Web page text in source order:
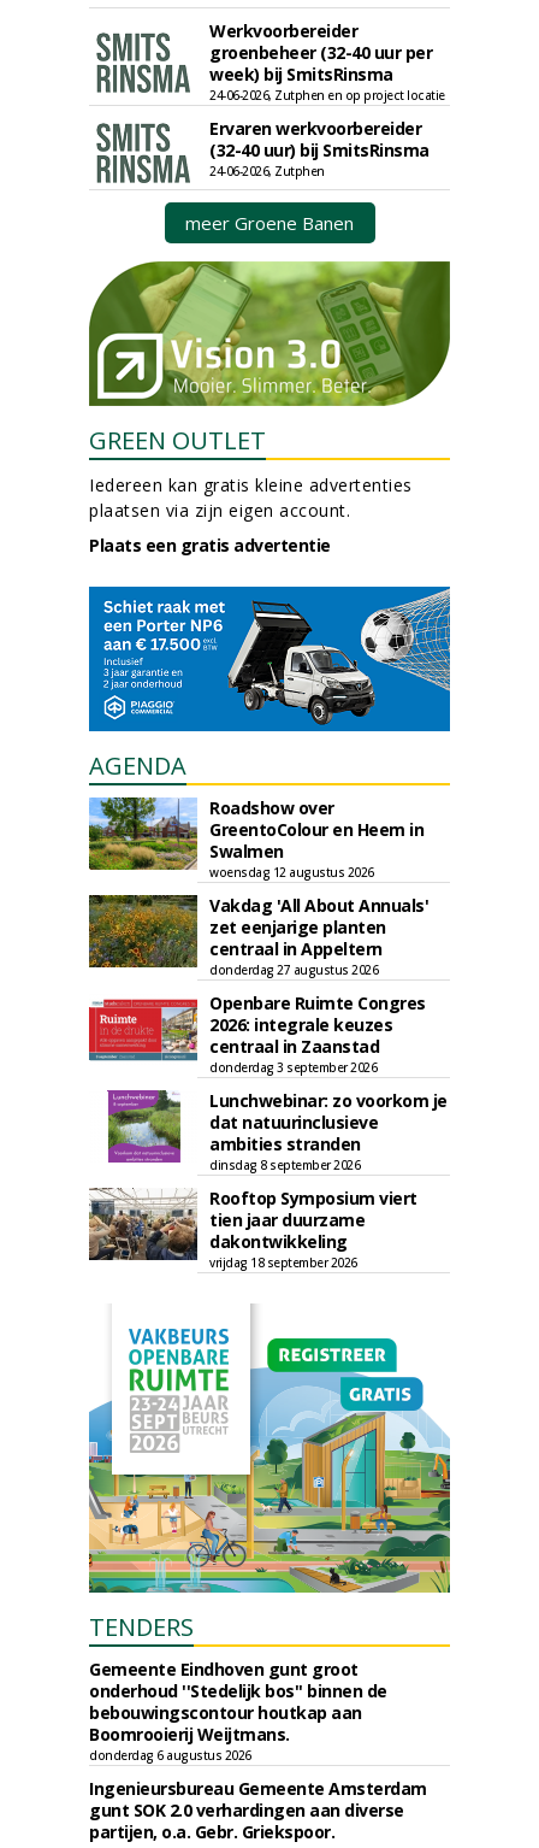
Werkvoorbereider
groenbeheer (32-40 uur per
week) bij SmitsRinsma
24-06-2026, Zutphen en op project locatie
Ervaren werkvoorbereider
(32-40 uur) bij SmitsRinsma
24-06-2026, Zutphen
meer Groene Banen
GREEN OUTLET
Iedereen kan gratis kleine advertenties
plaatsen via zijn eigen account.
Plaats een gratis advertentie
AGENDA
Roadshow over
GreentoColour en Heem in
Swalmen
woensdag 12 augustus 2026
Vakdag 'All About Annuals'
zet eenjarige planten
centraal in Appeltern
donderdag 27 augustus 2026
Openbare Ruimte Congres
2026: integrale keuzes
centraal in Zaanstad
donderdag 3 september 2026
Lunchwebinar: zo voorkom je
dat natuurinclusieve
ambities stranden
dinsdag 8 september 2026
Rooftop Symposium viert
tien jaar duurzame
dakontwikkeling
vrijdag 18 september 2026
TENDERS
Gemeente Eindhoven gunt groot
onderhoud ''Stedelijk bos'' binnen de
bebouwingscontour houtkap aan
Boomrooierij Weijtmans.
donderdag 6 augustus 2026
Ingenieursbureau Gemeente Amsterdam
gunt SOK 2.0 verhardingen aan diverse
partijen, o.a. Gebr. Griekspoor.